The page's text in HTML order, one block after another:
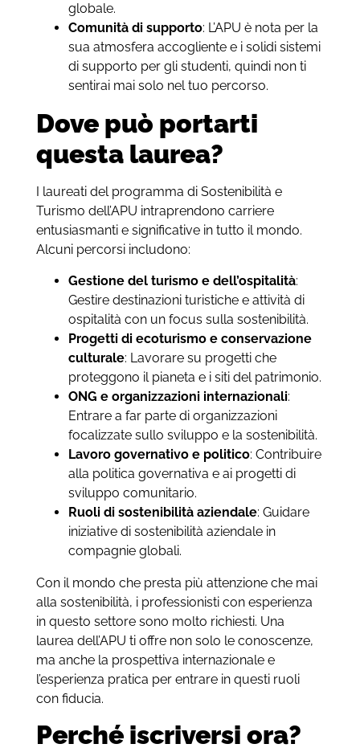
globale.
Comunità di supporto: L’APU è nota per la
sua atmosfera accogliente e i solidi sistemi
di supporto per gli studenti, quindi non ti
sentirai mai solo nel tuo percorso.
Dove può portarti
questa laurea?
I laureati del programma di Sostenibilità e
Turismo dell’APU intraprendono carriere
entusiasmanti e significative in tutto il mondo.
Alcuni percorsi includono:
Gestione del turismo e dell’ospitalità:
Gestire destinazioni turistiche e attività di
ospitalità con un focus sulla sostenibilità.
Progetti di ecoturismo e conservazione
culturale: Lavorare su progetti che
proteggono il pianeta e i siti del patrimonio.
ONG e organizzazioni internazionali:
Entrare a far parte di organizzazioni
focalizzate sullo sviluppo e la sostenibilità.
Lavoro governativo e politico: Contribuire
alla politica governativa e ai progetti di
sviluppo comunitario.
Ruoli di sostenibilità aziendale: Guidare
iniziative di sostenibilità aziendale in
compagnie globali.
Con il mondo che presta più attenzione che mai
alla sostenibilità, i professionisti con esperienza
in questo settore sono molto richiesti. Una
laurea dell’APU ti offre non solo le conoscenze,
ma anche la prospettiva internazionale e
l’esperienza pratica per entrare in questi ruoli
con fiducia.
Perché iscriversi ora?